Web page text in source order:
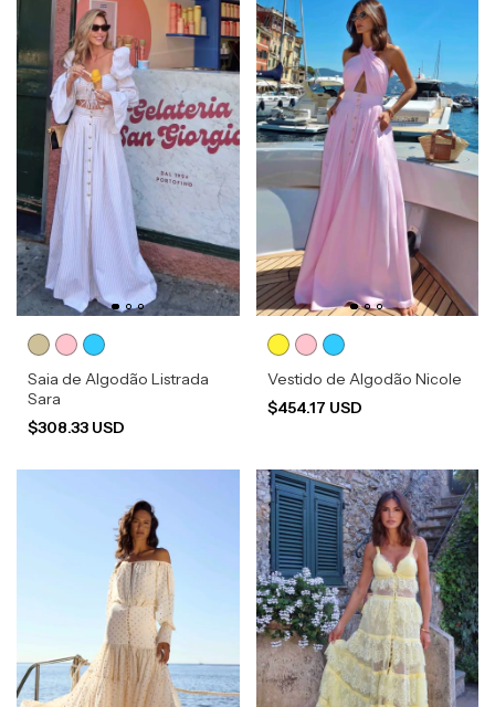
Saia de Algodão Listrada
Sara
$308.33 USD
Vestido de Algodão Nicole
$454.17 USD